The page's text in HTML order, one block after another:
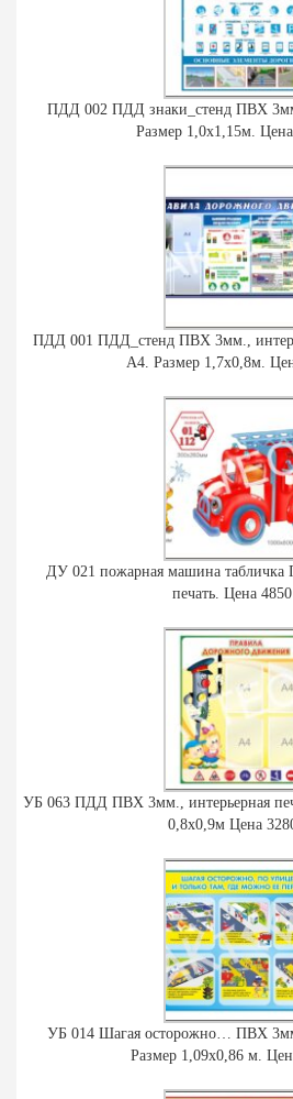
ПДД 002 ПДД знаки_стенд ПВХ
Размер 1,0х1,15м.
ПДД 001 ПДД_стенд ПВХ 3мм.,
А4. Размер 1,7х0,8м.
ДУ 021 пожарная машина табличка
печать. Цена
УБ 063 ПДД ПВХ 3мм., интерьерная
0,8х0,9м Цена
УБ 014 Шагая осторожно… ПВХ
Размер 1,09х0,86 м.